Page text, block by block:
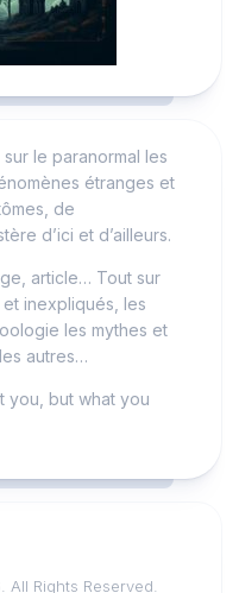
le paranormal les
étranges et
de
d’ici et d’ailleurs.
article… Tout sur
inexpliqués, les
les mythes et
autres…
you, but what you
Rights Reserved.